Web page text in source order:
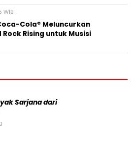
WIB
Cola® Meluncurkan
Rising untuk Musisi
Sarjana dari